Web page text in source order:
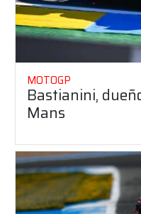
MOTOGP
Bastianini,
Mans